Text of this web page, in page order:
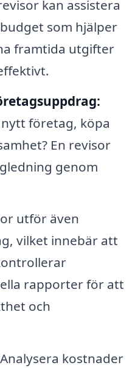
kan assistera
som hjälper
framtida utgifter
företag, köpa
En revisor
genom
utför även
vilket innebär att
rapporter för att
och
Analysera kostnader